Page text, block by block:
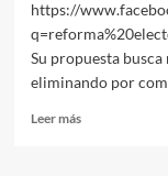
https://
Su propuesta
eliminando por
Leer másLeer